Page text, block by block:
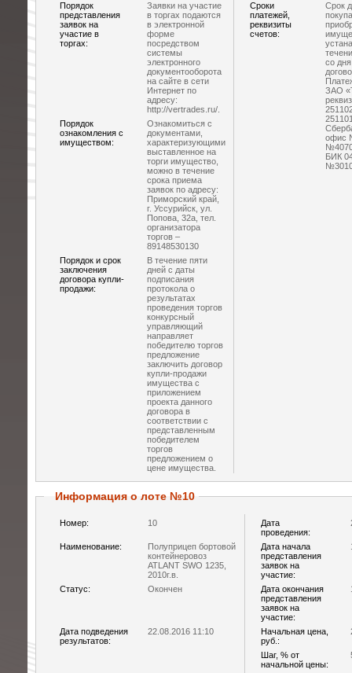
Порядок
представления
заявок на
участие в
торгах:
Заявки на участие
в торгах подаются
в электронной
форме
посредством
системы
электронного
документооборота
на сайте в сети
Интернет по
адресу:
http://vertrades.ru/.
Сроки
платежей,
реквизиты
счетов:
Срок
со
ЗАО
офис
БИК
Порядок
ознакомления с
имуществом:
Ознакомиться с
документами,
характеризующими
выставленное на
торги имущество,
можно в течение
срока приема
заявок по адресу:
Приморский край,
г. Уссурийск, ул.
Попова, 32а, тел.
организатора
торгов –
89148530130
Порядок и срок
заключения
договора купли-
продажи:
В течение пяти
дней с даты
подписания
протокола о
результатах
проведения торгов
конкурсный
управляющий
направляет
победителю торгов
предложение
заключить договор
купли-продажи
имущества с
приложением
проекта данного
договора в
соответствии с
представленным
победителем
торгов
предложением о
цене имущества.
Информация о лоте №10
Номер: 10
Дата
проведения:
Наименование:
Полуприцеп бортовой
контейнеровоз
ATLANT SWO 1235,
2010г.в.
Дата начала
представления
заявок на
участие:
Статус: Окончен
Дата окончания
представления
заявок на
участие:
Дата подведения
результатов:
22.08.2016 11:10
Начальная цена,
руб.:
Шаг, % от
начальной цены: